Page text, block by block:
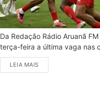
Da Redação Rádio Aruanã
terça-feira a última vaga nas
LEIA MAIS